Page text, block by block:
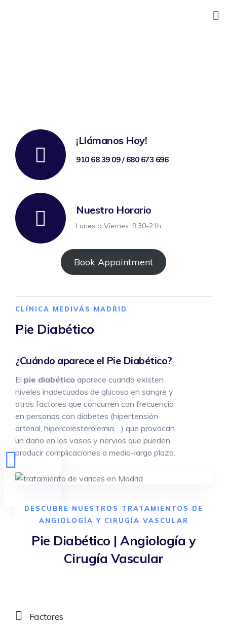
¡Llámanos Hoy!
910 68 39 09 / 680 673 696
Nuestro Horario
Lunes a Viernes: 9:30-21h
Book Appointment
CLÍNICA MEDIVÁS MADRID
Pie Diabético
¿Cuándo aparece el Pie Diabético?
El pie diabético aparece cuando existen
niveles inadecuados de glucosa en sangre y
otros factores que concurren con frecuencia
en personas con diabetes (hipertensión
arterial, hipercolesterolemia,…) que provocan
un daño en los vasos y nervios que pueden
producir complicaciones a medio-largo plazo.
DESCUBRE NUESTROS TRATAMIENTOS DE
ANGIOLOGÍA Y CIRUGÍA VASCULAR
Pie Diabético | Angiología y
Cirugía Vascular
Factores